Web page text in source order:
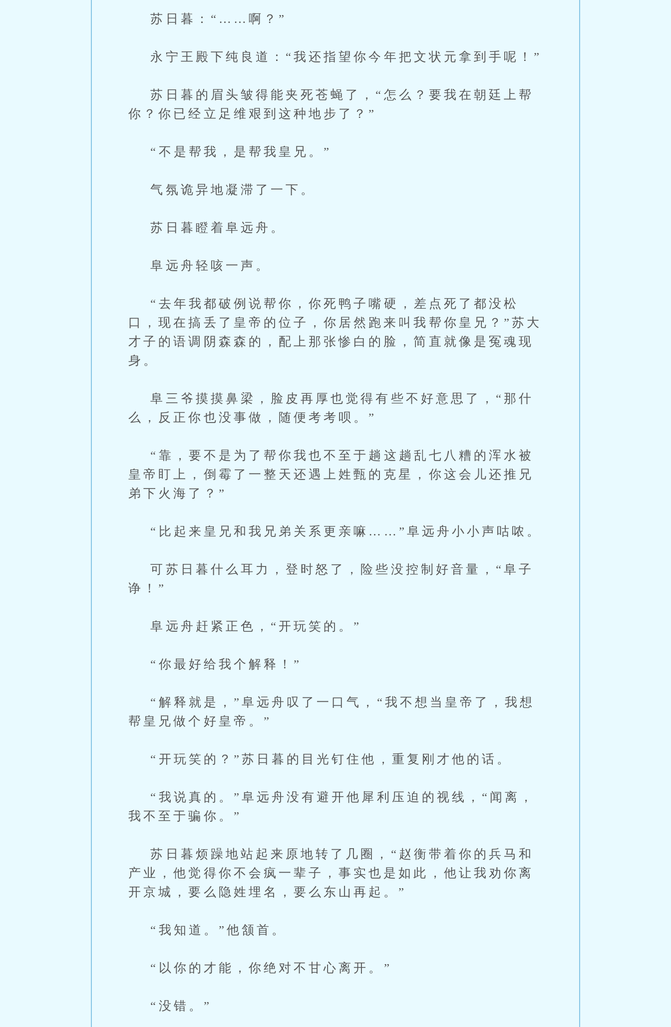
苏日暮：“……啊？”
永宁王殿下纯良道：“我还指望你今年把文状元拿到手呢！”
苏日暮的眉头皱得能夹死苍蝇了，“怎么？要我在朝廷上帮
你？你已经立足维艰到这种地步了？”
“不是帮我，是帮我皇兄。”
气氛诡异地凝滞了一下。
苏日暮瞪着阜远舟。
阜远舟轻咳一声。
“去年我都破例说帮你，你死鸭子嘴硬，差点死了都没松
口，现在搞丢了皇帝的位子，你居然跑来叫我帮你皇兄？”苏大
才子的语调阴森森的，配上那张惨白的脸，简直就像是冤魂现
身。
阜三爷摸摸鼻梁，脸皮再厚也觉得有些不好意思了，“那什
么，反正你也没事做，随便考考呗。”
“靠，要不是为了帮你我也不至于趟这趟乱七八糟的浑水被
皇帝盯上，倒霉了一整天还遇上姓甄的克星，你这会儿还推兄
弟下火海了？”
“比起来皇兄和我兄弟关系更亲嘛……”阜远舟小小声咕哝。
可苏日暮什么耳力，登时怒了，险些没控制好音量，“阜子
诤！”
阜远舟赶紧正色，“开玩笑的。”
“你最好给我个解释！”
“解释就是，”阜远舟叹了一口气，“我不想当皇帝了，我想
帮皇兄做个好皇帝。”
“开玩笑的？”苏日暮的目光钉住他，重复刚才他的话。
“我说真的。”阜远舟没有避开他犀利压迫的视线，“闻离，
我不至于骗你。”
苏日暮烦躁地站起来原地转了几圈，“赵衡带着你的兵马和
产业，他觉得你不会疯一辈子，事实也是如此，他让我劝你离
开京城，要么隐姓埋名，要么东山再起。”
“我知道。”他颔首。
“以你的才能，你绝对不甘心离开。”
“没错。”